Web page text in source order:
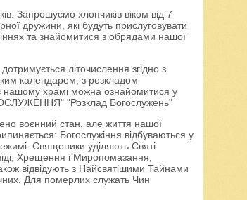
Запрошуємо хлопчиків віком від 7
дружини, які будуть прислуговувати
та знайомитися з обрядами нашої
літочислення згідно з
календарем, з розкладом
нашому храмі можна ознайомитися у
"Розклад Богослужень"
воєнний стан, але життя нашої
Богослужіння відбуваються у
Священики уділяють Святі
Хрещення і Миропомазання,
відвідують з Найсвятішими Тайнами
Для померлих служать Чин